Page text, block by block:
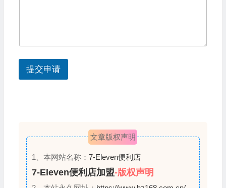
e
s
+
提交申请
文章版权声明
1、本网站名称： 7-Eleven便利店
7-Eleven便利店加盟-版权声明